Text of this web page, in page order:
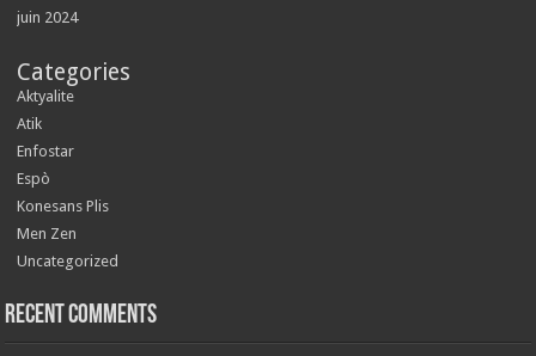
juin 2024
Categories
Aktyalite
Atik
Enfostar
Espò
Konesans Plis
Men Zen
Uncategorized
Recent Comments